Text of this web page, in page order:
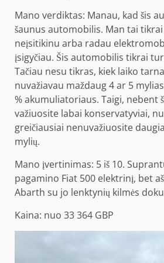
Mano verdiktas: Manau, kad šis
šaunus automobilis. Man tai
neįsitikinu arba radau
įsigyčiau. Šis automobilis tikrai
Tačiau nesu tikras, kiek laiko
nuvažiavau maždaug 4 ar 5
% akumuliatoriaus. Taigi, nebent
važiuosite labai konservatyviai,
greičiausiai nenuvažiuosite
mylių.
Mano įvertinimas: 5 iš 10.
pagamino Fiat 500 elektrinį, bet
Abarth su jo lenktynių kilmės
Kaina: nuo 33 364 GBP